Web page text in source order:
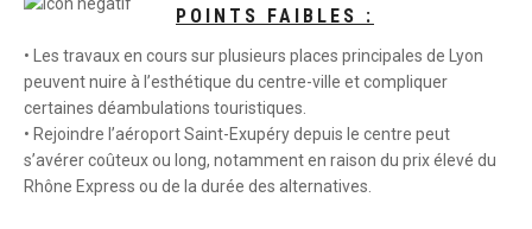
POINTS FAIBLES :
• Les travaux en cours sur plusieurs places principales de Lyon
peuvent nuire à l’esthétique du centre-ville et compliquer
certaines déambulations touristiques.
• Rejoindre l’aéroport Saint-Exupéry depuis le centre peut
s’avérer coûteux ou long, notamment en raison du prix élevé du
Rhône Express ou de la durée des alternatives.